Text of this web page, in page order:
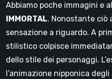
Abbiamo poche immagini e
IMMORTAL. Nonostante ciò
sensazione a riguardo. A
stilistico colpisce
dello stile dei personaggi.
l’animazione nipponica